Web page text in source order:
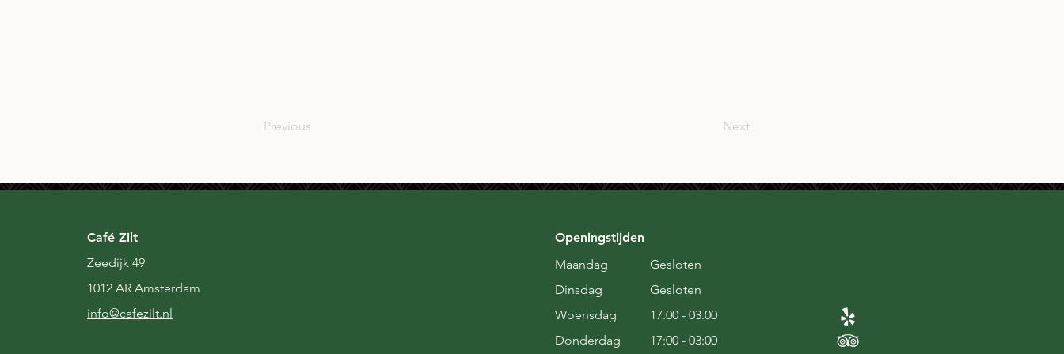
Previous Next
Café Zilt
Zeedijk 49
1012 AR Amsterdam
info@cafezilt.nl
Openingstijden
Maandag
Dinsdag
Woensdag
Donderdag
Gesloten
Gesloten
17.00 - 03.00
17:00 - 03:00